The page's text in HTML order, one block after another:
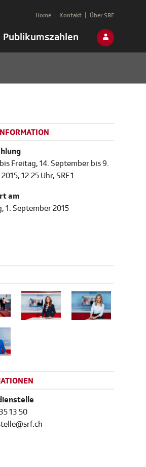
Publikumszahlen
Home Kontakt Über SRF
Freitag, 14. September bis 9.
12.25 Uhr, SRF 1
am
1. September 2015
13 50